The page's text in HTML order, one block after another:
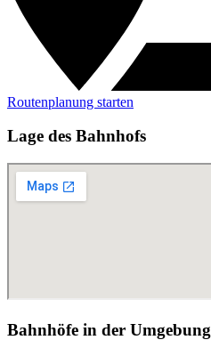
Routenplanung starten
Lage des Bahnhofs
Bahnhöfe in der Umgebung